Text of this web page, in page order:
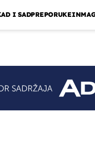
I SADPREPORUKE